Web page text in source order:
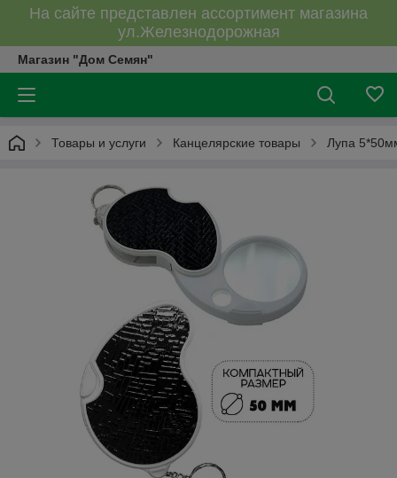
На сайте представлен ассортимент магазина
ул.Железнодорожная
Магазин "Дом Семян"
Товары и услуги Канцелярские товары Лупа